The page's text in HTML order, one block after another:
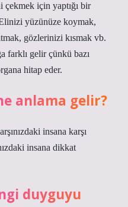
çekmek için yaptığı bir
yüzünüze koymak,
gözlerinizi kısmak vb.
farklı gelir çünkü bazı
hitap eder.
anlama gelir?
insana karşı
insana dikkat
duyguyu